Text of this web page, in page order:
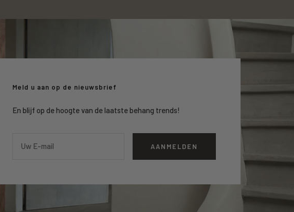
Meld u aan op de nieuwsbrief
En blijf op de hoogte van de laatste behang trends!
Uw E-mail AANMELDEN